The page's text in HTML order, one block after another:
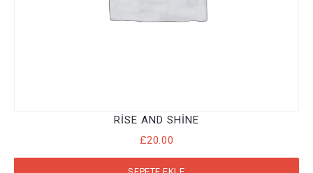
RISE AND SHINE
£20.00